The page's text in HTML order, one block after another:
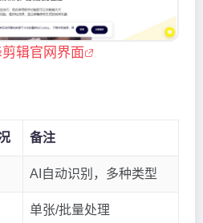
辑官网界面
备注
AI自动识别，多种类型
单张/批量处理